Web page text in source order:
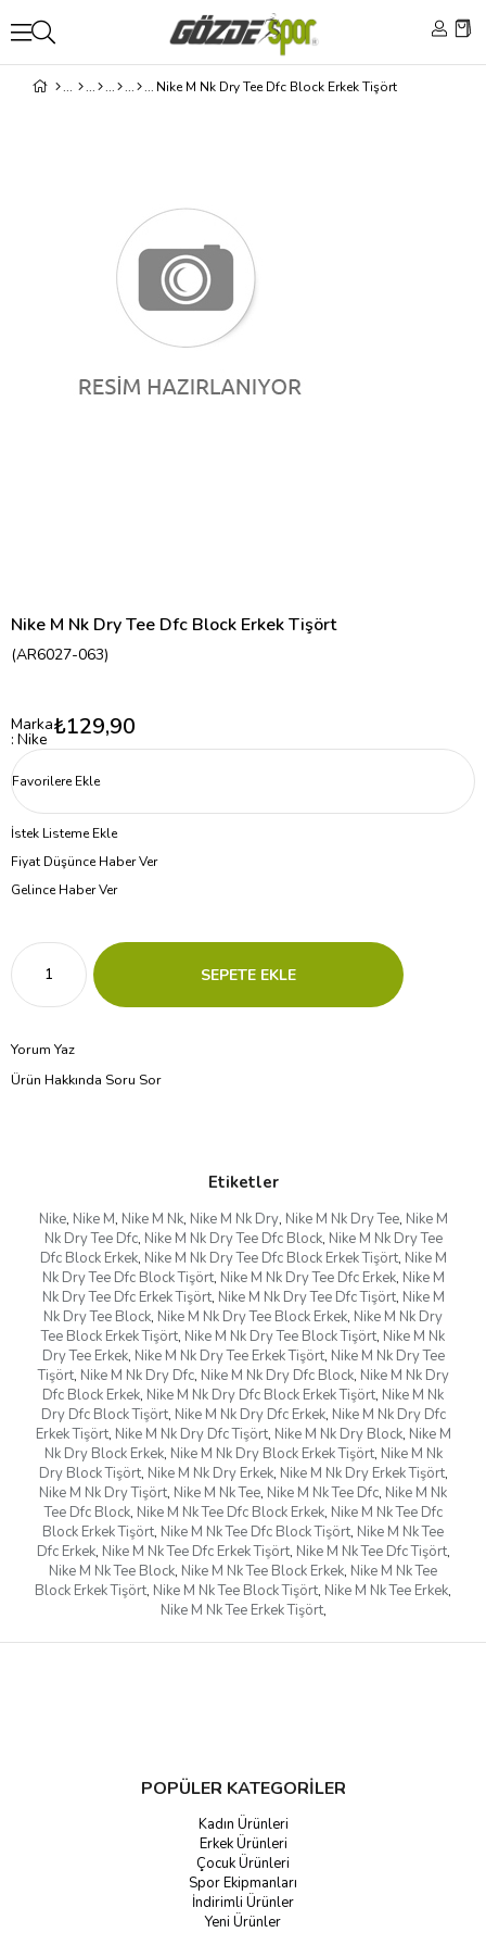
Nike M Nk Dry Tee Dfc Block Erkek Tişört
Nike M Nk Dry Tee Dfc Block Erkek Tişört
(AR6027-063)
Marka
: Nike ₺129,90
Favorilere Ekle
İstek Listeme Ekle
Fiyat Düşünce Haber Ver
Gelince Haber Ver
Yorum Yaz
Ürün Hakkında Soru Sor
Etiketler
Nike, Nike M, Nike M Nk, Nike M Nk Dry, Nike M Nk Dry Tee, Nike M
Nk Dry Tee Dfc, Nike M Nk Dry Tee Dfc Block, Nike M Nk Dry Tee
Dfc Block Erkek, Nike M Nk Dry Tee Dfc Block Erkek Tişört, Nike M
Nk Dry Tee Dfc Block Tişört, Nike M Nk Dry Tee Dfc Erkek, Nike M
Nk Dry Tee Dfc Erkek Tişört, Nike M Nk Dry Tee Dfc Tişört, Nike M
Nk Dry Tee Block, Nike M Nk Dry Tee Block Erkek, Nike M Nk Dry
Tee Block Erkek Tişört, Nike M Nk Dry Tee Block Tişört, Nike M Nk
Dry Tee Erkek, Nike M Nk Dry Tee Erkek Tişört, Nike M Nk Dry Tee
Tişört, Nike M Nk Dry Dfc, Nike M Nk Dry Dfc Block, Nike M Nk Dry
Dfc Block Erkek, Nike M Nk Dry Dfc Block Erkek Tişört, Nike M Nk
Dry Dfc Block Tişört, Nike M Nk Dry Dfc Erkek, Nike M Nk Dry Dfc
Erkek Tişört, Nike M Nk Dry Dfc Tişört, Nike M Nk Dry Block, Nike M
Nk Dry Block Erkek, Nike M Nk Dry Block Erkek Tişört, Nike M Nk
Dry Block Tişört, Nike M Nk Dry Erkek, Nike M Nk Dry Erkek Tişört,
Nike M Nk Dry Tişört, Nike M Nk Tee, Nike M Nk Tee Dfc, Nike M Nk
Tee Dfc Block, Nike M Nk Tee Dfc Block Erkek, Nike M Nk Tee Dfc
Block Erkek Tişört, Nike M Nk Tee Dfc Block Tişört, Nike M Nk Tee
Dfc Erkek, Nike M Nk Tee Dfc Erkek Tişört, Nike M Nk Tee Dfc Tişört,
Nike M Nk Tee Block, Nike M Nk Tee Block Erkek, Nike M Nk Tee
Block Erkek Tişört, Nike M Nk Tee Block Tişört, Nike M Nk Tee Erkek,
Nike M Nk Tee Erkek Tişört,
POPÜLER KATEGORİLER
Kadın Ürünleri
Erkek Ürünleri
Çocuk Ürünleri
Spor Ekipmanları
İndirimli Ürünler
Yeni Ürünler